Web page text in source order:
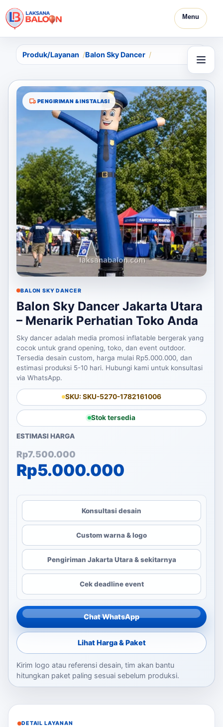
Menu
Produk/Layanan Balon Sky Dancer
PENGIRIMAN & INSTALASI
BALON SKY DANCER
Balon Sky Dancer Jakarta Utara
– Menarik Perhatian Toko Anda
Sky dancer adalah media promosi inflatable bergerak yang
cocok untuk grand opening, toko, dan event outdoor.
Tersedia desain custom, harga mulai Rp5.000.000, dan
estimasi produksi 5-10 hari. Hubungi kami untuk konsultasi
via WhatsApp.
SKU: SKU-5270-1782161006
Stok tersedia
ESTIMASI HARGA
Rp7.500.000
Harga aslinya adalah:
Rp5.000.000
Harga saat ini adalah:
Konsultasi desain
Custom warna & logo
Pengiriman Jakarta Utara & sekitarnya
Cek deadline event
Chat WhatsApp
Lihat Harga & Paket
Kirim logo atau referensi desain, tim akan bantu
hitungkan paket paling sesuai sebelum produksi.
DETAIL LAYANAN